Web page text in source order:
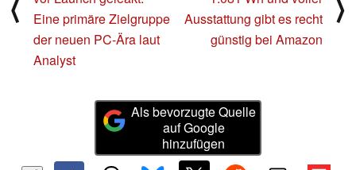
⟨
Eine primäre Zielgruppe
der neuen PC-Ära laut
Analyst
Ausstattung gibt es recht
günstig bei Amazon
⟩
Als bevorzugte Quelle
auf Google
hinzufügen